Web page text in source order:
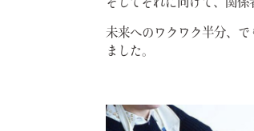
そしてそれに向けて、関
未来へのワクワク半分、
ました。